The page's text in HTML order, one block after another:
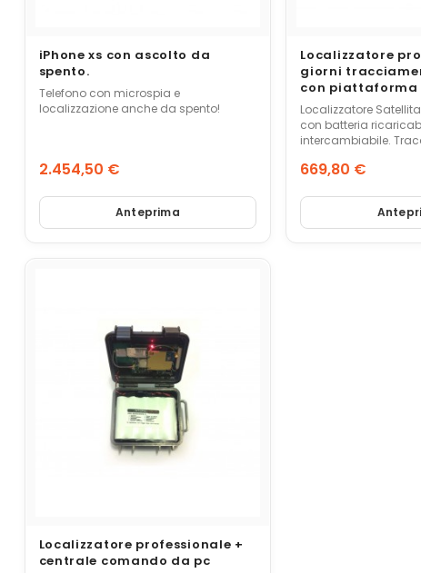
iPhone xs con ascolto da
spento.
Telefono con microspia e
localizzazione anche da spento!
2.454,50 €
Anteprima
Localizzatore
giorni
con piattaforma
Localizzatore
con batteria
intercambiabile. Tracciamento degli
Smartphone o Computer.
con batteria
669,80 €
Localizzatore professionale +
centrale comando da pc